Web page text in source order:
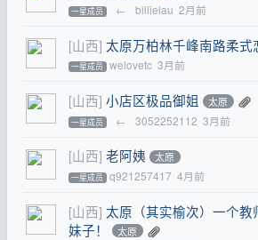
一星成员 ← billielau 2月前
[山西] 太原万柏林千峰南路柔式
一星成员 welovetc 3月前
[山西] 小店区极品御姐 太原
一星成员 ← 3052252112 3月前
[山西] 老阿姨 太原
一星成员 q921257417 4月前
[山西] 太原（其实榆次）一个
妹子！
太原